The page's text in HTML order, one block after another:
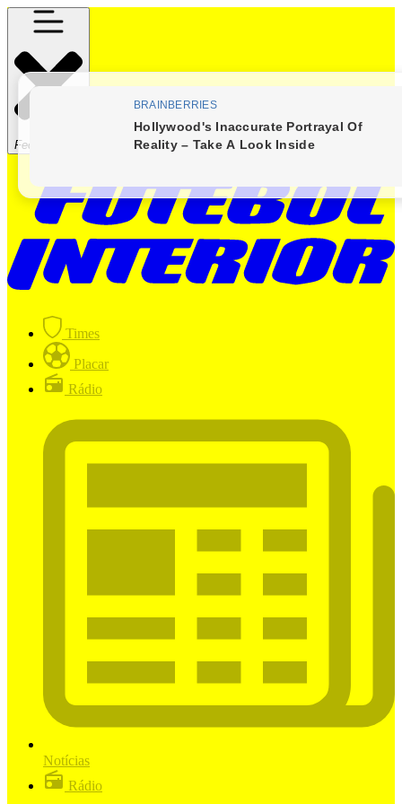
Fechar Menu
Times
Placar
Rádio
Notícias
Rádio